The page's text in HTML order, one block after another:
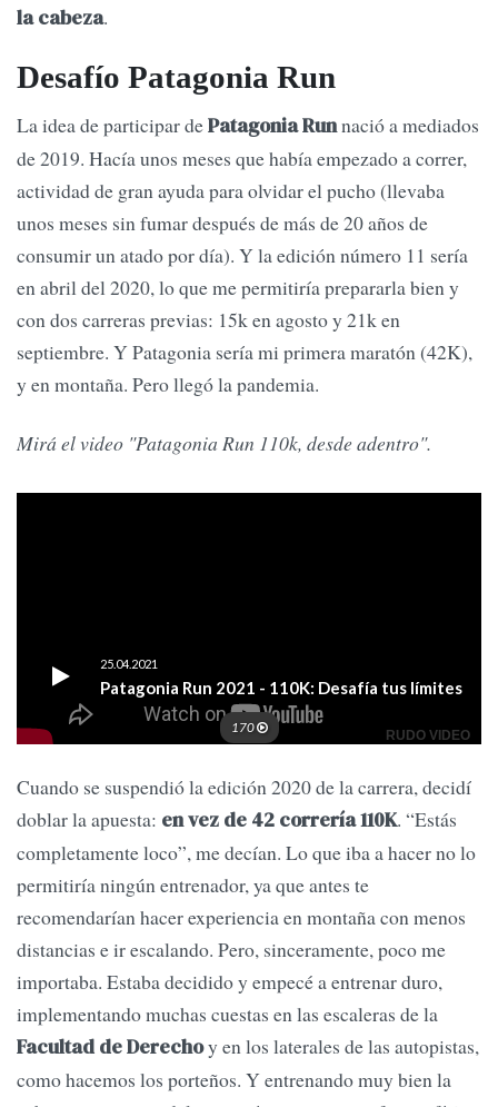
la cabeza.
Desafío Patagonia Run
La idea de participar dePatagonia Runnació a mediados
de 2019. Hacía unos meses que había empezado a correr,
actividad de gran ayuda para olvidar el pucho (llevaba
unos meses sin fumar después de más de 20 años de
consumir un atado por día). Y la edición número 11 sería
en abril del 2020, lo que me permitiría prepararla bien y
con dos carreras previas: 15k en agosto y 21k en
septiembre. Y Patagonia sería mi primera maratón (42K),
y en montaña. Pero llegó la pandemia.
Mirá el video "Patagonia Run 110k, desde adentro".
Cuando se suspendió la edición 2020 de la carrera, decidí
doblar la apuesta: en vez de 42 correría 110K. “Estás
completamente loco”, me decían. Lo que iba a hacer no lo
permitiría ningún entrenador, ya que antes te
recomendarían hacer experiencia en montaña con menos
distancias e ir escalando. Pero, sinceramente, poco me
importaba. Estaba decidido y empecé a entrenar duro,
implementando muchas cuestas en las escaleras de la
Facultad de Derechoy en los laterales de las autopistas,
como hacemos los porteños. Y entrenando muy bien la